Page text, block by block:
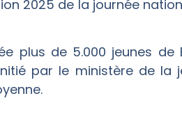
2025 de la journée
plus de 5.000 jeunes de
par le ministère de la